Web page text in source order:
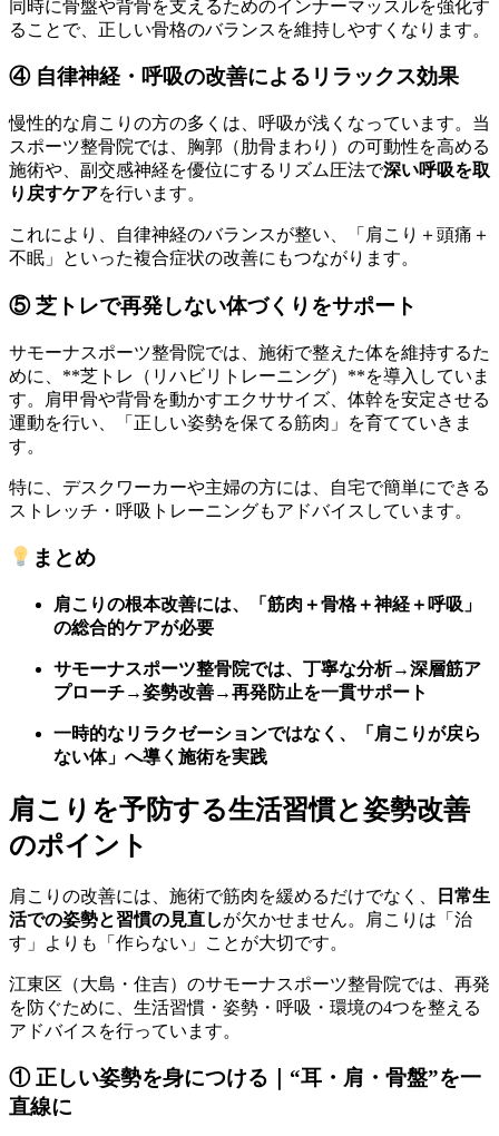
同時に骨盤や背骨を支えるためのインナーマッスルを強化す
ることで、正しい骨格のバランスを維持しやすくなります。
④ 自律神経・呼吸の改善によるリラックス効果
慢性的な肩こりの方の多くは、呼吸が浅くなっています。当
スポーツ整骨院では、胸郭（肋骨まわり）の可動性を高める
施術や、副交感神経を優位にするリズム圧法で深い呼吸を取
り戻すケアを行います。
これにより、自律神経のバランスが整い、「肩こり＋頭痛＋
不眠」といった複合症状の改善にもつながります。
⑤ 芝トレで再発しない体づくりをサポート
サモーナスポーツ整骨院では、施術で整えた体を維持するた
めに、**芝トレ（リハビリトレーニング）**を導入していま
す。肩甲骨や背骨を動かすエクササイズ、体幹を安定させる
運動を行い、「正しい姿勢を保てる筋肉」を育てていきま
す。
特に、デスクワーカーや主婦の方には、自宅で簡単にできる
ストレッチ・呼吸トレーニングもアドバイスしています。
まとめ
肩こりの根本改善には、「筋肉＋骨格＋神経＋呼吸」
の総合的ケアが必要
サモーナスポーツ整骨院では、 丁寧な分析→深層筋ア
プローチ→姿勢改善→再発防止を一貫サポート
一時的なリラクゼーションではなく、「肩こりが戻ら
ない体」へ導く施術を実践
肩こりを予防する生活習慣と姿勢改善
のポイント
肩こりの改善には、施術で筋肉を緩めるだけでなく、
日常生
活での姿勢と習慣の見直しが欠かせません。肩こりは「治
す」よりも「作らない」ことが大切です。
江東区（大島・住吉）のサモーナスポーツ整骨院では、再発
を防ぐために、生活習慣・姿勢・呼吸・環境の4つを整える
アドバイスを行っています。
① 正しい姿勢を身につける｜“耳・肩・骨盤”を一
直線に